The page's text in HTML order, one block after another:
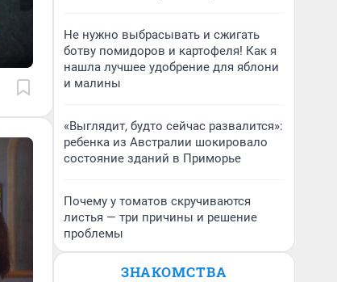
Не нужно выбрасывать и сжигать
ботву помидоров и картофеля! Как я
нашла лучшее удобрение для яблони
и малины
«Выглядит, будто сейчас развалится»:
ребенка из Австралии шокировало
состояние зданий в Приморье
Почему у томатов скручиваются
листья — три причины и решение
проблемы
ЗНАКОМСТВА